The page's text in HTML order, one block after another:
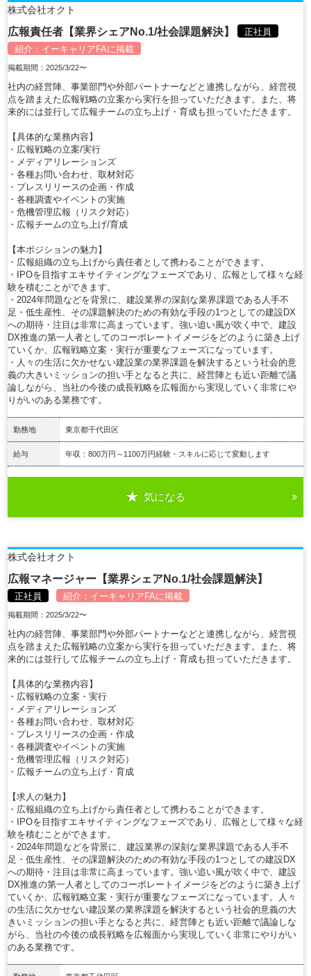
株式会社オクト
広報責任者【業界シェアNo.1/社会課題解決】
正社員
紹介： イーキャリアFAに掲載
掲載期間：2025/3/22〜
社内の経営陣、事業部門や外部パートナーなどと連携しながら、経営視
点を踏まえた広報戦略の立案から実行を担っていただきます。また、将
来的には並行して広報チームの立ち上げ・育成も担っていただきます。
【具体的な業務内容】
・広報戦略の立案/実行
・メディアリレーションズ
・各種お問い合わせ、取材対応
・プレスリリースの企画・作成
・各種調査やイベントの実施
・危機管理広報（リスク対応）
・広報チームの立ち上げ/育成
【本ポジションの魅力】
・広報組織の立ち上げから責任者として携わることができます。
・IPOを目指すエキサイティングなフェーズであり、広報として様々な経
験を積むことができます。
・2024年問題などを背景に、建設業界の深刻な業界課題である人手不
足・低生産性、その課題解決のための有効な手段の1つとしての建設DX
への期待・注目は非常に高まっています。強い追い風が吹く中で、建設
DX推進の第一人者としてのコーポレートイメージをどのように築き上げ
ていくか、広報戦略立案・実行が重要なフェーズになっています。
・人々の生活に欠かせない建設業の業界課題を解決するという社会的意
義の大きいミッションの担い手となると共に、経営陣とも近い距離で議
論しながら、当社の今後の成長戦略を広報面から実現していく非常にや
りがいのある業務です。
勤務地 東京都千代田区
給与 年収：800万円～1100万円経験・スキルに応じて変動します
気になる
株式会社オクト
広報マネージャー【業界シェアNo.1/社会課題解決】
正社員 紹介： イーキャリアFAに掲載
掲載期間：2025/3/22〜
社内の経営陣、事業部門や外部パートナーなどと連携しながら、経営視
点を踏まえた広報戦略の立案から実行を担っていただきます。また、将
来的には並行して広報チームの立ち上げ・育成も担っていただきます。
【具体的な業務内容】
・広報戦略の立案・実行
・メディアリレーションズ
・各種お問い合わせ、取材対応
・プレスリリースの企画・作成
・各種調査やイベントの実施
・危機管理広報（リスク対応）
・広報チームの立ち上げ・育成
【求人の魅力】
・広報組織の立ち上げから責任者として携わることができます。
・IPOを目指すエキサイティングなフェーズであり、広報として様々な経
験を積むことができます。
・2024年問題などを背景に、建設業界の深刻な業界課題である人手不
足・低生産性、その課題解決のための有効な手段の1つとしての建設DX
への期待・注目は非常に高まっています。強い追い風が吹く中で、建設
DX推進の第一人者としてのコーポレートイメージをどのように築き上げ
ていくか、広報戦略立案・実行が重要なフェーズになっています。人々
の生活に欠かせない建設業の業界課題を解決するという社会的意義の大
きいミッションの担い手となると共に、経営陣とも近い距離で議論しな
がら、当社の今後の成長戦略を広報面から実現していく非常にやりがい
のある業務です。